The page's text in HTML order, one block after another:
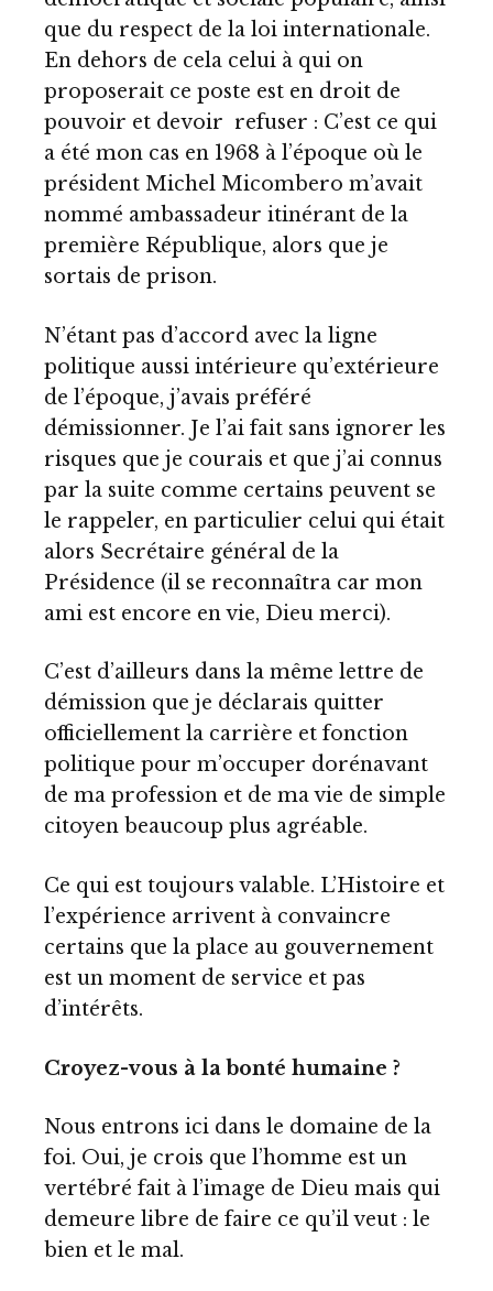
que du respect de la loi internationale.
En dehors de cela celui à qui on
proposerait ce poste est en droit de
pouvoir et devoir refuser : C’est ce qui
a été mon cas en 1968 à l’époque où le
président Michel Micombero m’avait
nommé ambassadeur itinérant de la
première République, alors que je
sortais de prison.
N’étant pas d’accord avec la ligne
politique aussi intérieure qu’extérieure
de l’époque, j’avais préféré
démissionner. Je l’ai fait sans ignorer les
risques que je courais et que j’ai connus
par la suite comme certains peuvent se
le rappeler, en particulier celui qui était
alors Secrétaire général de la
Présidence (il se reconnaîtra car mon
ami est encore en vie, Dieu merci).
C’est d’ailleurs dans la même lettre de
démission que je déclarais quitter
officiellement la carrière et fonction
politique pour m’occuper dorénavant
de ma profession et de ma vie de simple
citoyen beaucoup plus agréable.
Ce qui est toujours valable. L’Histoire et
l’expérience arrivent à convaincre
certains que la place au gouvernement
est un moment de service et pas
d’intérêts.
Croyez-vous à la bonté humaine ?
Nous entrons ici dans le domaine de la
foi. Oui, je crois que l’homme est un
vertébré fait à l’image de Dieu mais qui
demeure libre de faire ce qu’il veut : le
bien et le mal.